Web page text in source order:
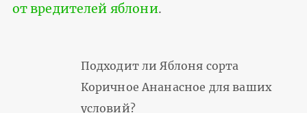
от вредителей яблони.
Подходит ли Яблоня сорта
Коричное Ананасное для ваших
условий?